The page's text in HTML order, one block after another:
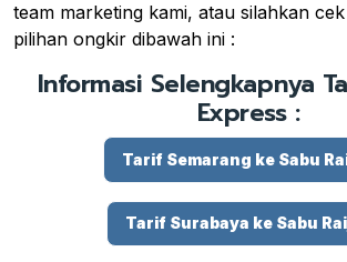
team marketing kami, atau silahkan
pilihan ongkir dibawah ini :
Informasi Selengkapnya
Express :
Tarif Semarang ke Sabu
Tarif Surabaya ke Sabu